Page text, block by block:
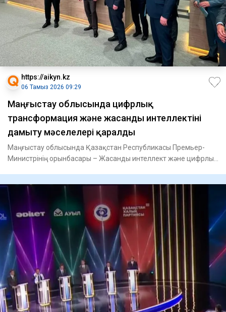
https://aikyn.kz
06 Тамыз 2026 09:29
Маңғыстау облысында цифрлық
трансформация және жасанды интеллектіні
дамыту мәселелері қаралды
Маңғыстау облысында Қазақстан Республикасы Премьер-
Министрінің орынбасары – Жасанды интеллект және цифрлық